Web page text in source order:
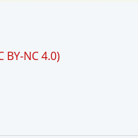
NC 4.0)